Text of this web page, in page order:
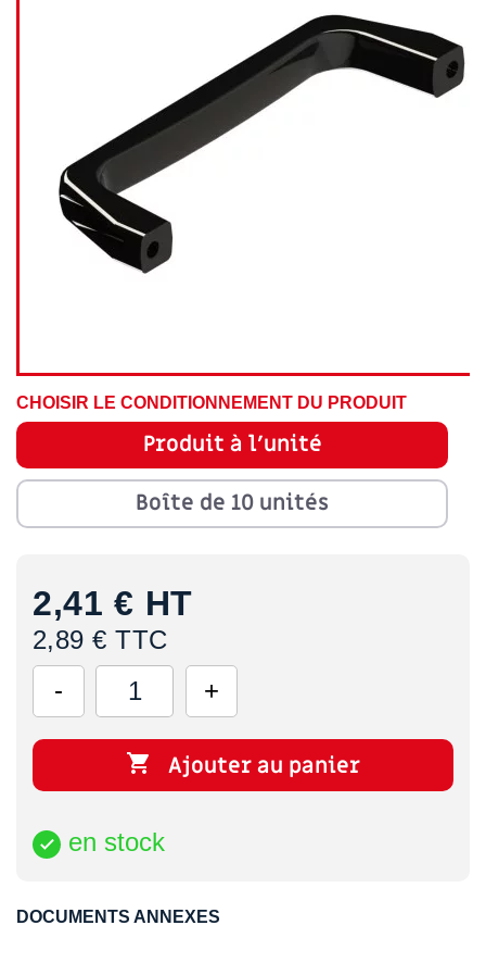
CHOISIR LE CONDITIONNEMENT DU PRODUIT
Produit à l'unité
Boîte de 10 unités
2,41 € HT
2,89 € TTC
 Ajouter au panier
 en stock
DOCUMENTS ANNEXES